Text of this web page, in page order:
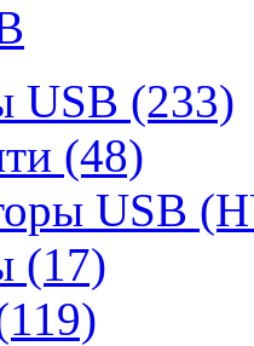
USB (233)
(48)
USB
(17)